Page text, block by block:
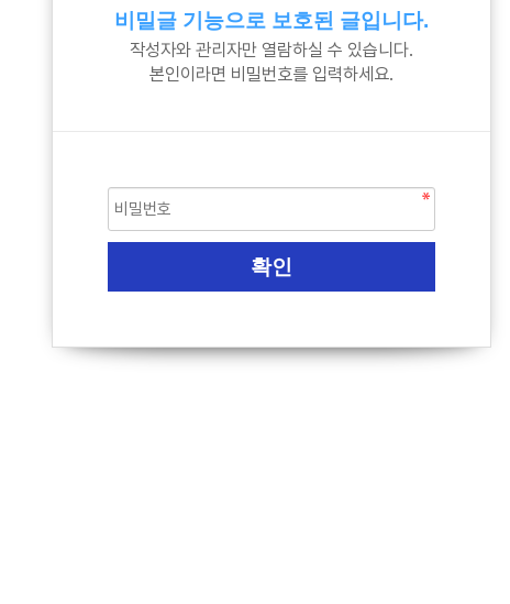
비밀글 기능으로 보호된 글입니다.
작성자와 관리자만 열람하실 수 있습니다.
본인이라면 비밀번호를 입력하세요.